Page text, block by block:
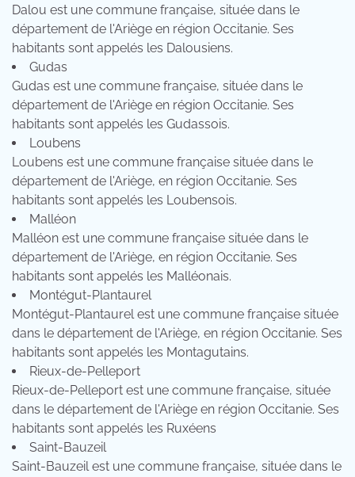
Dalou est une commune française, située dans le
département de l'Ariège en région Occitanie. Ses
habitants sont appelés les Dalousiens.
Gudas
Gudas est une commune française, située dans le
département de l'Ariège en région Occitanie. Ses
habitants sont appelés les Gudassois.
Loubens
Loubens est une commune française située dans le
département de l'Ariège, en région Occitanie. Ses
habitants sont appelés les Loubensois.
Malléon
Malléon est une commune française située dans le
département de l'Ariège, en région Occitanie. Ses
habitants sont appelés les Malléonais.
Montégut-Plantaurel
Montégut-Plantaurel est une commune française située
dans le département de l'Ariège, en région Occitanie. Ses
habitants sont appelés les Montagutains.
Rieux-de-Pelleport
Rieux-de-Pelleport est une commune française, située
dans le département de l'Ariège en région Occitanie. Ses
habitants sont appelés les Ruxéens
Saint-Bauzeil
Saint-Bauzeil est une commune française, située dans le